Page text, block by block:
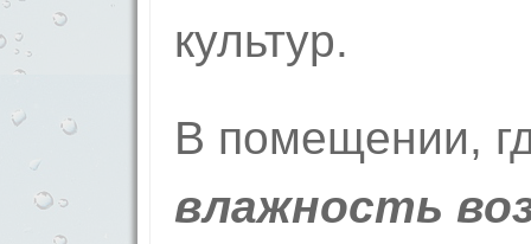
культур.
В помещении,
влажность